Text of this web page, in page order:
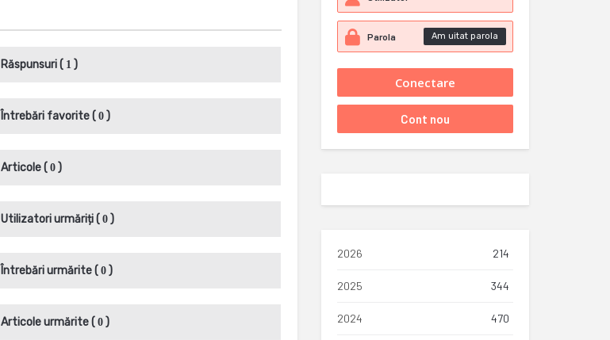
Răspunsuri( 1)
Întrebări favorite( 0)
Articole( 0)
Utilizatori urmăriți( 0)
Întrebări urmărite( 0)
Articole urmărite( 0)
Am uitat parola
2026 214
2025 344
2024 470